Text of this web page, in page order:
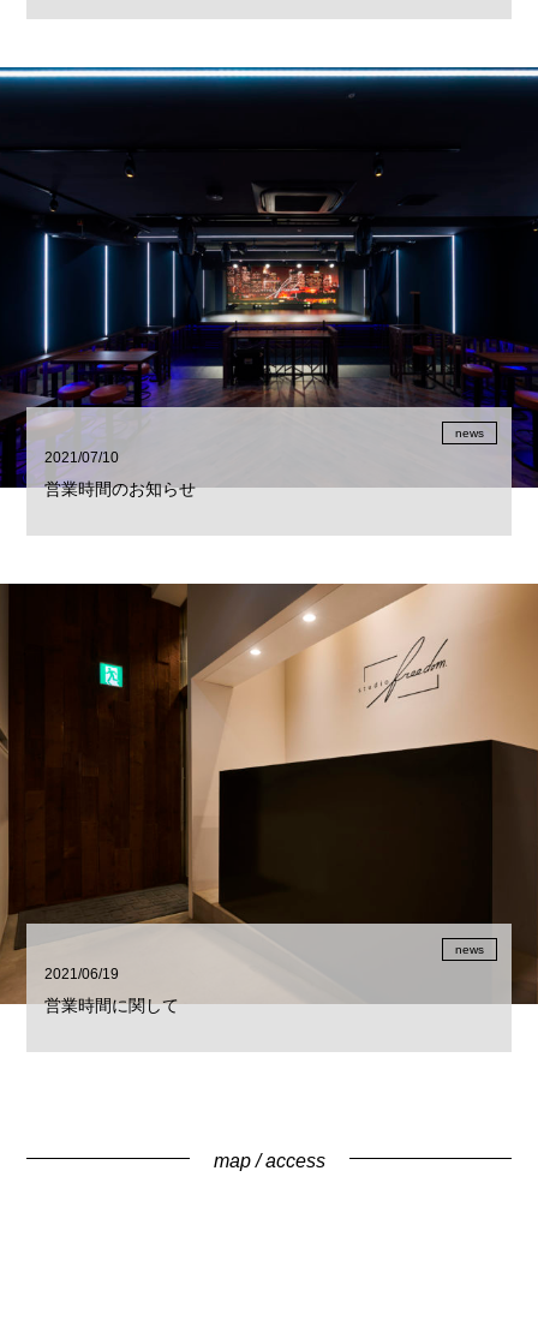
news
2021/07/10
営業時間のお知らせ
news
2021/06/19
営業時間に関して
map / access